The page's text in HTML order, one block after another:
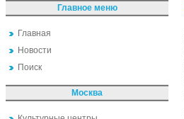
Главное меню
Главная
Новости
Поиск
Москва